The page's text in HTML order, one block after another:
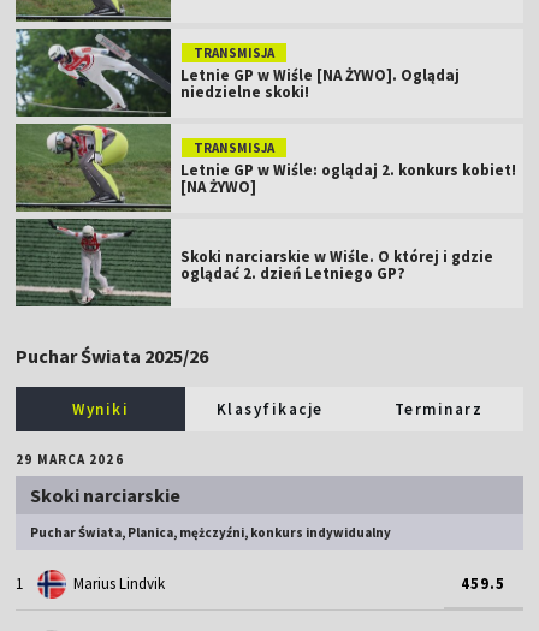
TRANSMISJA
Letnie GP w Wiśle [NA ŻYWO]. Oglądaj
niedzielne skoki!
TRANSMISJA
Letnie GP w Wiśle: oglądaj 2. konkurs kobiet!
[NA ŻYWO]
Skoki narciarskie w Wiśle. O której i gdzie
oglądać 2. dzień Letniego GP?
Puchar Świata 2025/26
Wyniki Klasyfikacje Terminarz
29 MARCA 2026
Skoki narciarskie
Puchar Świata, Planica, mężczyźni, konkurs indywidualny
1 Marius Lindvik 459.5